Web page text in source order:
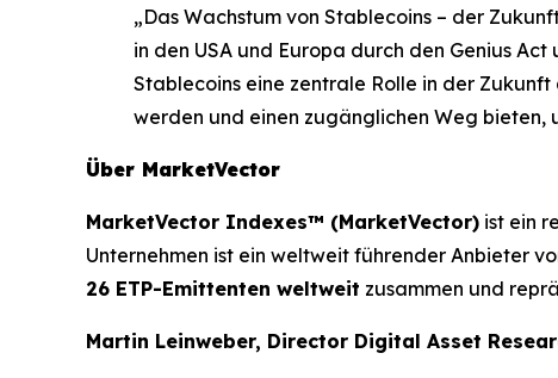
„Das Wachstum von Stablecoins – der
in den USA und Europa durch den Genius
Stablecoins eine zentrale Rolle in der
werden und einen zugänglichen Weg bieten,
Über MarketVector
MarketVector Indexes™ (MarketVector) ist ein
Unternehmen ist ein weltweit führender Anbieter
26 ETP-Emittenten weltweit zusammen und
Martin Leinweber, Director Digital Asset